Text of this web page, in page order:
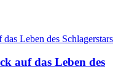
auf das Leben des